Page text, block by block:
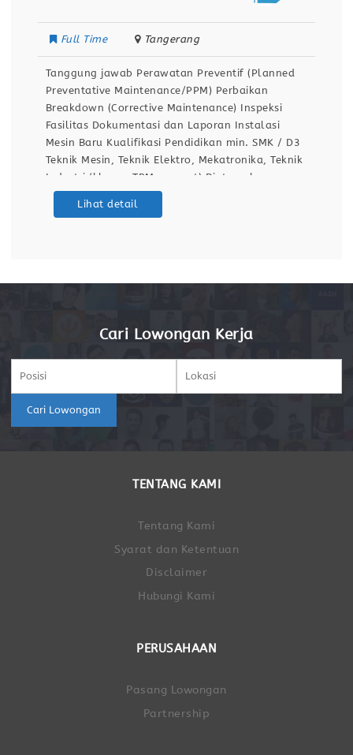
Full Time Tangerang
Tanggung jawab Perawatan Preventif (Planned
Preventative Maintenance/PPM) Perbaikan
Breakdown (Corrective Maintenance) Inspeksi
Fasilitas Dokumentasi dan Laporan Instalasi
Mesin Baru Kualifikasi Pendidikan min. SMK / D3
Teknik Mesin, Teknik Elektro, Mekatronika, Teknik
Industri (khusus TPM support) Diutamakan
memiliki pengalaman sebagai teknisi
Lihat detail
Cari Lowongan Kerja
Cari Lowongan
TENTANG KAMI
Tentang Kami
Syarat dan Ketentuan
Disclaimer
Hubungi Kami
PERUSAHAAN
Pasang Lowongan
Partnership